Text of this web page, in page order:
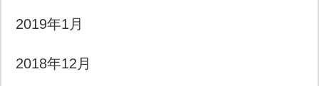
2019年1月
2018年12月